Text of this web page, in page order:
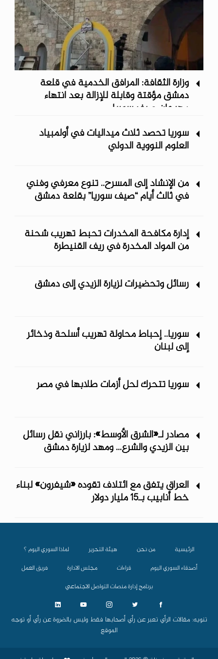
وزارة الثقافة: المرافق الخدمية في قلعة
دمشق مؤقتة وقابلة للإزالة بعد انتهاء
مهرجان صيف سوريا
سوريا تحصد ثلاث ميداليات في أولمبياد
العلوم النووية الدولي
من الإنشاد إلى المسرح.. تنوع معرفي وفني
في ثالث أيام “صيف سوريا” ‏بقلعة دمشق
إدارة مكافحة المخدرات تحبط تهريب شحنة
من المواد المخدرة في ريف ‏القنيطرة
رسائل وتحضيرات لزيارة الزيدي إلى دمشق
سوريا.. إحباط محاولة تهريب أسلحة وذخائر
إلى لبنان
سوريا تتحرك لحل أزمات طلابها في مصر
مصادر لـ«الشرق الأوسط»: بارزاني نقل رسائل
بين الزيدي والشرع... ومهد لزيارة دمشق
العراق يتفق مع ائتلاف تقوده «شيفرون» لبناء
خط أنابيب بـ15 مليار دولار
الرئيسية من نحن هيئة التحرير
لماذا السوري اليوم ؟
أصدقاء السوري اليوم
قراءات مجلس الادارة
فريق العمل
برنامج إدارة منصات التواصل الاجتماعي
تنويه: مقالات الرأي تعبر عن رأي أصحابها فقط وليس بالضروة عن رأي أو توجه
الموقع